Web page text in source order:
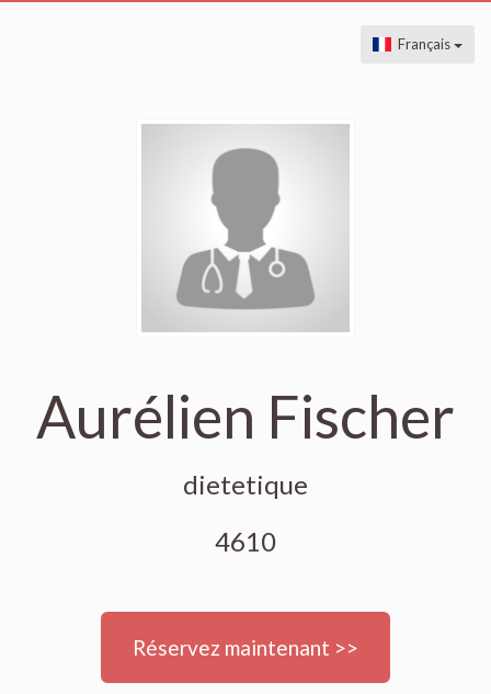
Français
Aurélien Fischer
dietetique
4610
Réservez maintenant >>